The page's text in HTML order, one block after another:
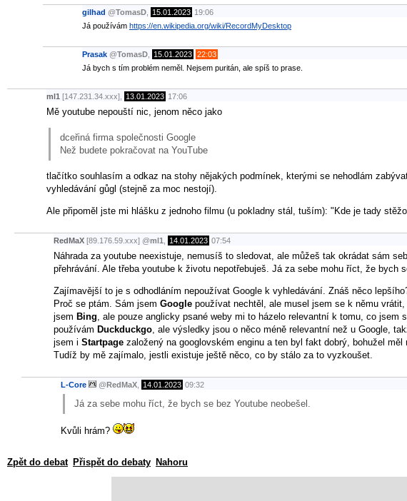
gilhad @TomasD 15.01.2023 19:06
Já používám https://en.wikipedia.org/wiki/RecordMyDesktop
Prasak @TomasD 15.01.2023 22:03
Já bych s tím problém neměl. Nejsem puritán, ale spíš to prase.
ml1 [147.231.34.xxx], 13.01.2023 17:06
Mě youtube nepouští nic, jenom něco jako
dceřiná firma společnosti Google
Než budete pokračovat na YouTube
tlačítko souhlasím a odkaz na stohy nějakých podmínek, kterými se nehodlám
vyhledávání gůgl (stejně za moc nestojí).
Ale připoměl jste mi hlášku z jednoho filmu (u pokladny stál, tuším): "Kde je tady
RedMaX [89.176.59.xxx] @ml1 14.01.2023 07:54
Náhrada za youtube neexistuje, nemusíš to sledovat, ale můžeš tak okrádat sám
přehrávání. Ale třeba youtube k životu nepotřebuješ. Já za sebe mohu říct, že bych
Zajímavější to je s odhodláním nepoužívat Google k vyhledávání. Znáš něco
Proč se ptám. Sám jsem Google používat nechtěl, ale musel jsem se k němu
jsem Bing, ale pouze anglicky psané weby mi to házelo relevantní k tomu, co
používám Duckduckgo, ale výsledky jsou o něco méně relevantní než u Google,
jsem i Startpage založený na googlovském enginu a ten byl fakt dobrý, bohužel
Tudíž by mě zajímalo, jestli existuje ještě něco, co by stálo za to vyzkoušet.
L-Core @RedMaX 14.01.2023 09:32
Já za sebe mohu říct, že bych se bez Youtube neobešel.
Kvůli hrám?
Zpět do debat Přispět do debaty Nahoru